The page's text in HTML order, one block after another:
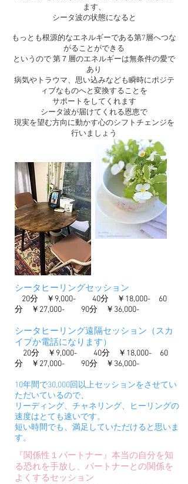
ます、
シータ波の状態になると
もっとも根源的なエネルギーである第7層へつな
がることができる
というので 第７層のエネルギーは無条件の愛で
あり
病気やトラウマ、思い込みなども瞬時にポジテ
ィブなものへと変換することを
サポートをしてくれます
シータ波が届けてくれる恩恵で
現実を望む方向に動かす心のシフトチェンジを
行いましょう
シータヒーリングセッション
20分 ￥9,000- 40分 ￥18,000- 60
分 ￥27,000- 90分 ￥36,000-
シータヒーリング遠隔セッション（スカ
イプか電話になります）
20分 ￥9,000- 40分 ￥18,000- 60
分 ￥27,000- 90分 ￥36,000-
10年間で30,000回以上セッションをさせてい
ただいているので、
リーディング、チャネリング、ヒーリングの
速度はとても速いです。
短い時間でも、満足していただけると思いま
す。
『関係性１パートナー』本当の自分を知
る恐れを手放し、パートナーとの関係を
よくするセッション